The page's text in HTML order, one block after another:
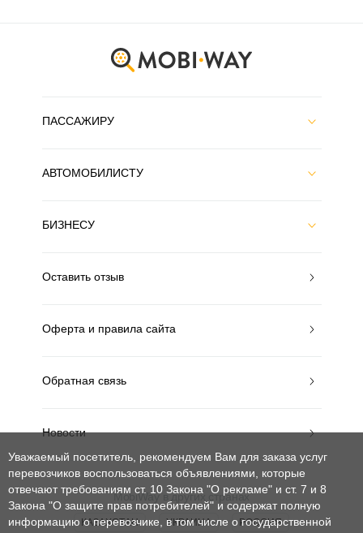
ПАССАЖИРУ
АВТОМОБИЛИСТУ
БИЗНЕСУ
Оставить отзыв
Оферта и правила сайта
Обратная связь
Новости
MobiWay в других странах
КАЗАХСТАН УКРАИНА РОССИЯ
Уважаемый посетитель, рекомендуем Вам для заказа услуг
перевозчиков воспользоваться объявлениями, которые
отвечают требованиям ст. 10 Закона "О рекламе" и ст. 7 и 8
Закона "О защите прав потребителей" и содержат полную
информацию о перевозчике, в том числе о государственной